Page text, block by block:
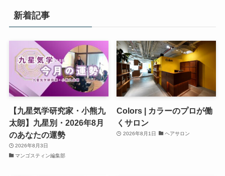
新着記事
【九星気学研究家・小熊九
太朗】九星別・2026年8月
のあなたの運勢
2026年8月3日
マンゴスティン編集部
Colors | カラーのプロが働
くサロン
2026年8月1日 ヘアサロン